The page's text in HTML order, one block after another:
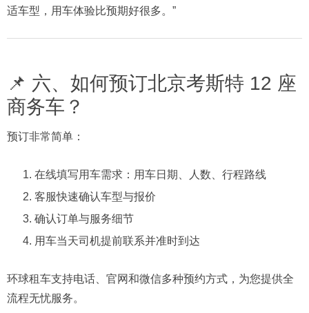
适车型，用车体验比预期好很多。”
📌 六、如何预订北京考斯特 12 座
商务车？
预订非常简单：
在线填写用车需求：用车日期、人数、行程路线
客服快速确认车型与报价
确认订单与服务细节
用车当天司机提前联系并准时到达
环球租车支持电话、官网和微信多种预约方式，为您提供全
流程无忧服务。